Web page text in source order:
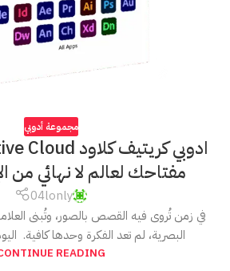
مجموعة أدوبي
مفتاحك لعالم لا نهائي من
04lonly
في زمن تُروى فيه القصص بالصور، وتُبنى
البصرية، لم تعد الفكرة وحدها كافية.
READING